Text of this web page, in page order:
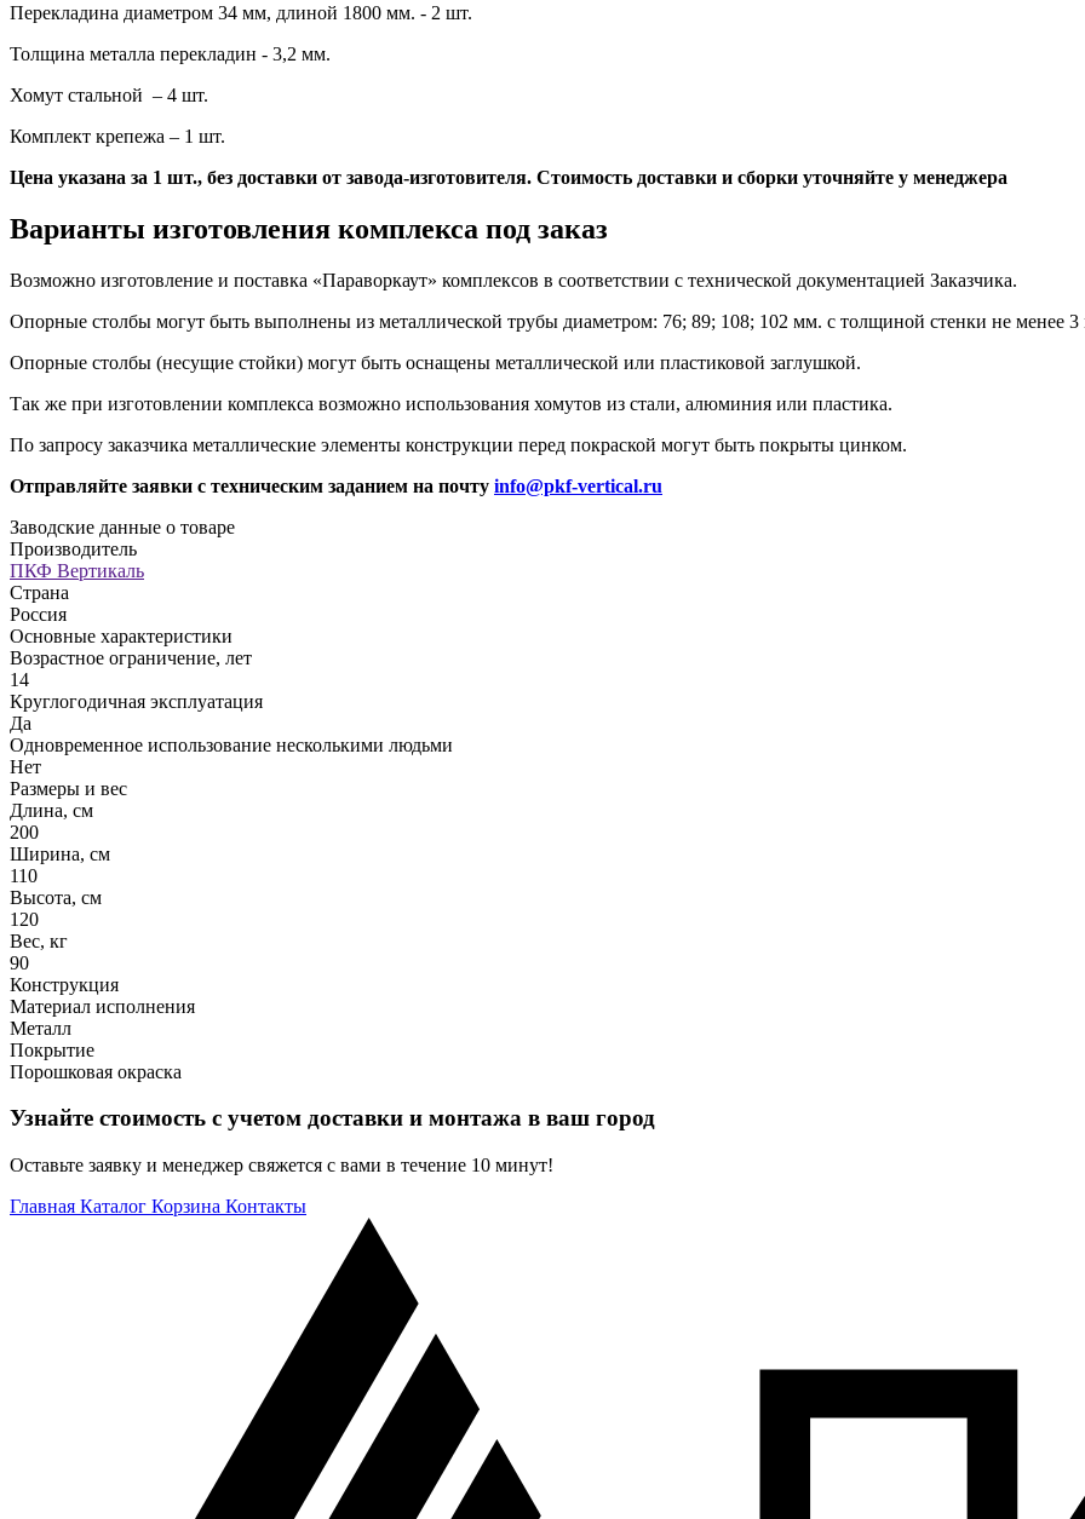
Перекладина диаметром 34 мм, длиной 1800 мм. - 2 шт.
Толщина металла перекладин - 3,2 мм.
Хомут стальной – 4 шт.
Комплект крепежа – 1 шт.
Цена указана за 1 шт., без доставки от завода-изготовителя. Стоимость доставки и сборки уточняйте у менеджера
Варианты изготовления комплекса под заказ
Возможно изготовление и поставка «Параворкаут» комплексов в соответствии с технической документацией Заказчика.
Опорные столбы могут быть выполнены из металлической трубы диаметром: 76; 89; 108; 102 мм. с толщиной стенки не менее
Опорные столбы (несущие стойки) могут быть оснащены металлической или пластиковой заглушкой.
Так же при изготовлении комплекса возможно использования хомутов из стали, алюминия или пластика.
По запросу заказчика металлические элементы конструкции перед покраской могут быть покрыты цинком.
Отправляйте заявки с техническим заданием на почту info@pkf-vertical.ru
Заводские данные о товаре
Производитель
ПКФ Вертикаль
Страна
Россия
Основные характеристики
Возрастное ограничение, лет
14
Круглогодичная эксплуатация
Да
Одновременное использование несколькими людьми
Нет
Размеры и вес
Длина, см
200
Ширина, см
110
Высота, см
120
Вес, кг
90
Конструкция
Материал исполнения
Металл
Покрытие
Порошковая окраска
Узнайте стоимость с учетом доставки и монтажа в ваш город
Оставьте заявку и менеджер свяжется с вами в течение 10 минут!
Главная Каталог Корзина Контакты